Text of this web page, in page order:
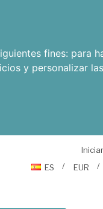
fines: para
y personalizar
ES
EUR